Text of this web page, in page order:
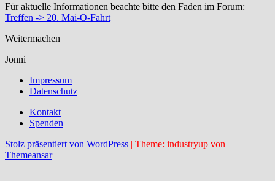
Für aktuelle Informationen beachte bitte den Faden im Forum:
Treffen -> 20. Mai-O-Fahrt
Weitermachen
Jonni
Impressum
Datenschutz
Kontakt
Spenden
Stolz präsentiert von WordPress | Theme: industryup von
Themeansar